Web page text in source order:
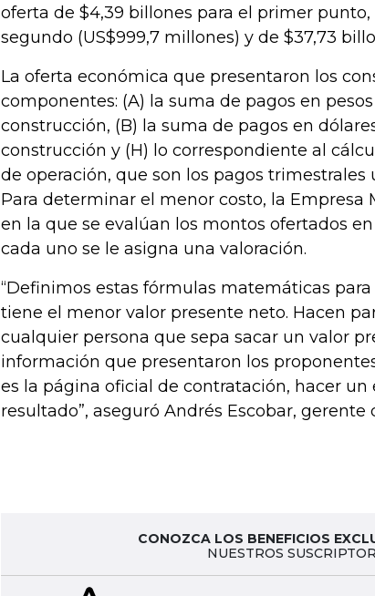
oferta de $4,39 billones para el primer punto,
segundo (US$999,7 millones) y de $37,73
La oferta económica que presentaron los
componentes: (A) la suma de pagos en
construcción, (B) la suma de pagos en
construcción y (H) lo correspondiente al
de operación, que son los pagos
Para determinar el menor costo, la Empresa
en la que se evalúan los montos ofertados
cada uno se le asigna una valoración.
“Definimos estas fórmulas matemáticas
tiene el menor valor presente neto. Hacen
cualquier persona que sepa sacar un valor
información que presentaron los
es la página oficial de contratación, hacer un
resultado”, aseguró Andrés Escobar, gerente
CONOZCA LOS BENEFICIOS
NUESTROS